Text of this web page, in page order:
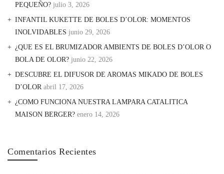
PEQUEÑO? julio 3, 2026
INFANTIL KUKETTE DE BOLES D’OLOR: MOMENTOS
INOLVIDABLES junio 29, 2026
¿QUE ES EL BRUMIZADOR AMBIENTS DE BOLES D’OLOR O
BOLA DE OLOR? junio 22, 2026
DESCUBRE EL DIFUSOR DE AROMAS MIKADO DE BOLES
D’OLOR abril 17, 2026
¿COMO FUNCIONA NUESTRA LAMPARA CATALITICA
MAISON BERGER? enero 14, 2026
Comentarios Recientes